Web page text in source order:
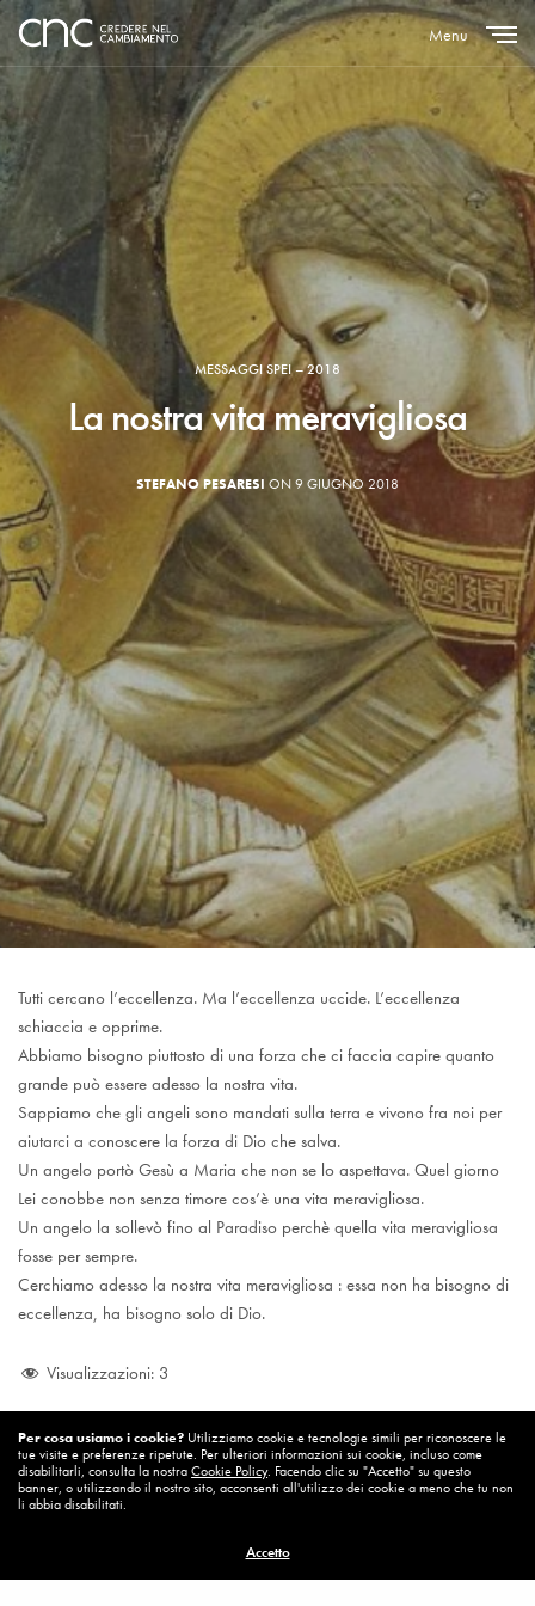
Menu
Close
MESSAGGI SPEI – 2018
La nostra vita meravigliosa
STEFANO PESARESI ON 9 GIUGNO 2018
Tutti cercano l’eccellenza. Ma l’eccellenza uccide. L’eccellenza
schiaccia e opprime.
Abbiamo bisogno piuttosto di una forza che ci faccia capire quanto
grande può essere adesso la nostra vita.
Sappiamo che gli angeli sono mandati sulla terra e vivono fra noi per
aiutarci a conoscere la forza di Dio che salva.
Un angelo portò Gesù a Maria che non se lo aspettava. Quel giorno
Lei conobbe non senza timore cos’è una vita meravigliosa.
Un angelo la sollevò fino al Paradiso perchè quella vita meravigliosa
fosse per sempre.
Cerchiamo adesso la nostra vita meravigliosa : essa non ha bisogno di
eccellenza, ha bisogno solo di Dio.
Visualizzazioni: 3
Per cosa usiamo i cookie? Utilizziamo cookie e tecnologie simili per riconoscere le
tue visite e preferenze ripetute. Per ulteriori informazioni sui cookie, incluso come
disabilitarli, consulta la nostraCookie Policy. Facendo clic su "Accetto" su questo
banner, o utilizzando il nostro sito, acconsenti all'utilizzo dei cookie a meno che tu non
li abbia disabilitati.
Accetto